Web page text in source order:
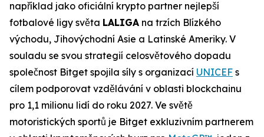
například jako oficiální krypto partner nejlepší
fotbalové ligy světa LALIGA na trzích Blízkého
východu, Jihovýchodní Asie a Latinské Ameriky. V
souladu se svou strategií celosvětového dopadu
společnost Bitget spojila síly s organizací UNICEF s
cílem podporovat vzdělávání v oblasti blockchainu
pro 1,1 milionu lidí do roku 2027. Ve světě
motoristických sportů je Bitget exkluzivním partnerem